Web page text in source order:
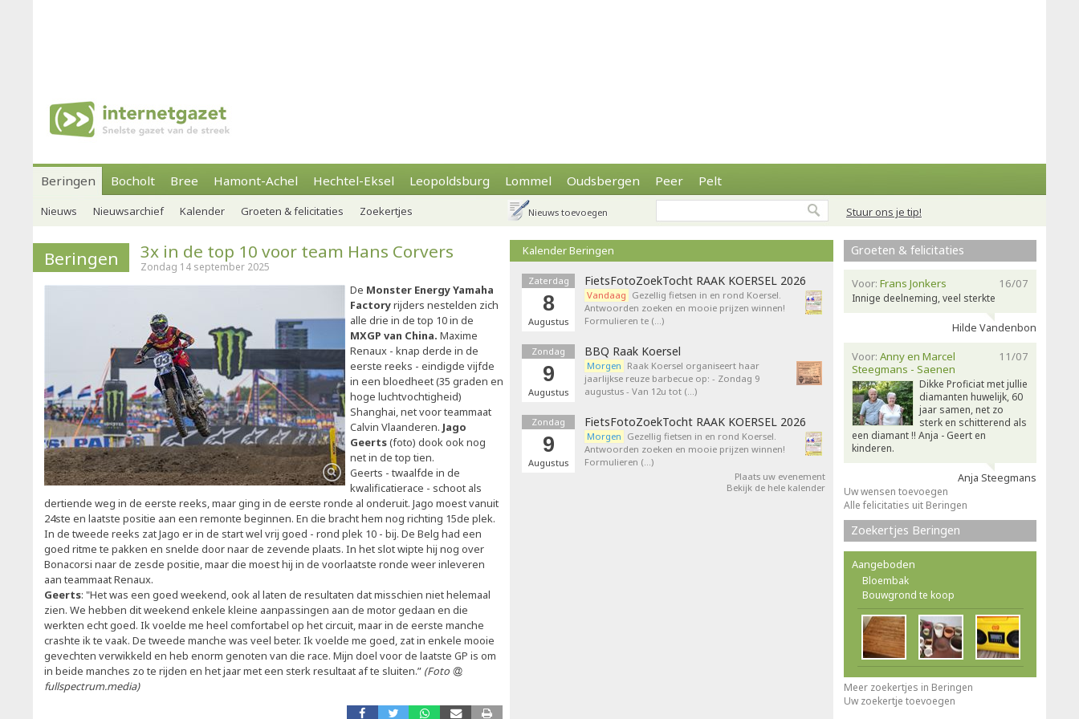
Beringen Bocholt Bree Hamont-Achel Hechtel-Eksel Leopoldsburg Lommel Oudsbergen Peer Pelt
Stuur ons je tip!
Nieuws Nieuwsarchief Kalender Groeten & felicitaties Zoekertjes Nieuws toevoegen
Beringen 3x in de top 10 voor team Hans Corvers
Zondag 14 september 2025
De Monster Energy Yamaha
Factoryrijders nestelden zich
alle drie in de top 10 in de
MXGP van China. Maxime
Renaux - knap derde in de
eerste reeks - eindigde vijfde
in een bloedheet (35 graden en
hoge luchtvochtigheid)
Shanghai, net voor teammaat
Calvin Vlaanderen. Jago
Geerts(foto) dook ook nog
net in de top tien.
Geerts - twaalfde in de
kwalificatierace - schoot als
dertiende weg in de eerste reeks, maar ging in de eerste ronde al onderuit. Jago moest vanuit
24ste en laatste positie aan een remonte beginnen. En die bracht hem nog richting 15de plek.
In de tweede reeks zat Jago er in de start wel vrij goed - rond plek 10 - bij. De Belg had een
goed ritme te pakken en snelde door naar de zevende plaats. In het slot wipte hij nog over
Bonacorsi naar de zesde positie, maar die moest hij in de voorlaatste ronde weer inleveren
aan teammaat Renaux.
Geerts: "Het was een goed weekend, ook al laten de resultaten dat misschien niet helemaal
zien. We hebben dit weekend enkele kleine aanpassingen aan de motor gedaan en die
werkten echt goed. Ik voelde me heel comfortabel op het circuit, maar in de eerste manche
crashte ik te vaak. De tweede manche was veel beter. Ik voelde me goed, zat in enkele mooie
gevechten verwikkeld en heb enorm genoten van die race. Mijn doel voor de laatste GP is om
in beide manches zo te rijden en het jaar met een sterk resultaat af te sluiten.” (Foto
fullspectrum.media)
Kalender Beringen
Zaterdag
8
Augustus
FietsFotoZoekTocht RAAK KOERSEL 2026
Vandaag Gezellig fietsen in en rond Koersel.
Antwoorden zoeken en mooie prijzen winnen!
Formulieren te (…)
Zondag
9
Augustus
BBQ Raak Koersel
Morgen Raak Koersel organiseert haar
jaarlijkse reuze barbecue op: - Zondag 9
augustus - Van 12u tot (…)
Zondag
9
Augustus
FietsFotoZoekTocht RAAK KOERSEL 2026
Morgen Gezellig fietsen in en rond Koersel.
Antwoorden zoeken en mooie prijzen winnen!
Formulieren (…)
Plaats uw evenement
Bekijk de hele kalender
Groeten & felicitaties
16/07
Voor: Frans Jonkers
Innige deelneming, veel sterkte
Hilde Vandenbon
11/07
Voor: Anny en Marcel
Steegmans - Saenen
Dikke Proficiat met jullie
diamanten huwelijk, 60
jaar samen, net zo
sterk en schitterend als
een diamant !! Anja - Geert en
kinderen.
Anja Steegmans
Uw wensen toevoegen
Alle felicitaties uit Beringen
Zoekertjes Beringen
Aangeboden
Bloembak
Bouwgrond te koop
Meer zoekertjes in Beringen
Uw zoekertje toevoegen